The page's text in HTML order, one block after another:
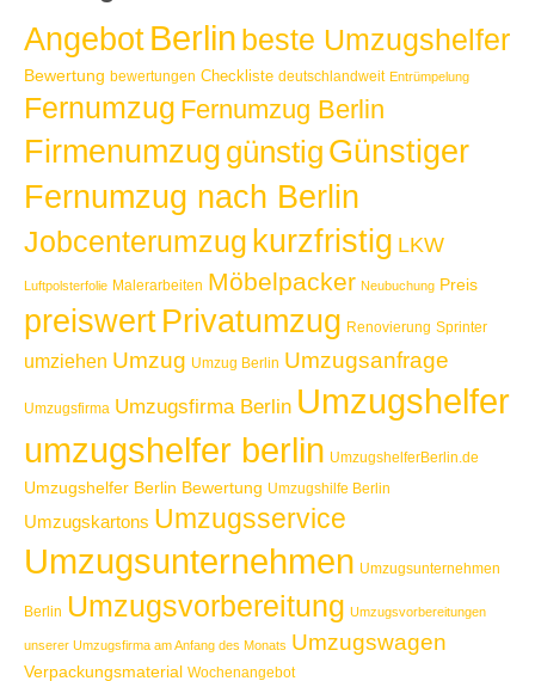
AngebotBerlin beste Umzugshelfer
Bewertung bewertungen Checkliste deutschlandweit Entrümpelung
Fernumzug Fernumzug Berlin
Firmenumzug günstig Günstiger
Fernumzug nach Berlin
Jobcenterumzug kurzfristig LKW
Luftpolsterfolie Malerarbeiten Möbelpacker Neubuchung Preis
preiswert Privatumzug Renovierung Sprinter
umziehen Umzug Umzug Berlin Umzugsanfrage
Umzugsfirma Umzugsfirma Berlin Umzugshelfer
umzugshelfer berlin UmzugshelferBerlin.de
Umzugshelfer Berlin Bewertung Umzugshilfe Berlin
Umzugskartons Umzugsservice
Umzugsunternehmen Umzugsunternehmen
Berlin Umzugsvorbereitung Umzugsvorbereitungen
unserer Umzugsfirma am Anfang des Monats Umzugswagen
Verpackungsmaterial Wochenangebot